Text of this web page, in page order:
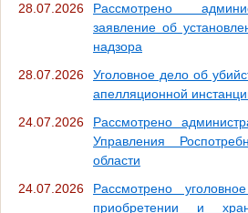
28.07.2026
Рассмотрено
заявление об
надзора
28.07.2026
Уголовное дело об
апелляционной
24.07.2026
Рассмотрено
Управления
области
24.07.2026
Рассмотрено
приобретении и